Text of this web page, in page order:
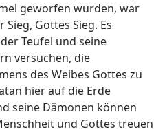
geworfen wurden, war
Gottes Sieg. Es
Teufel und seine
versuchen, die
des Weibes Gottes zu
hier auf die Erde
seine Dämonen können
und Gottes treuen